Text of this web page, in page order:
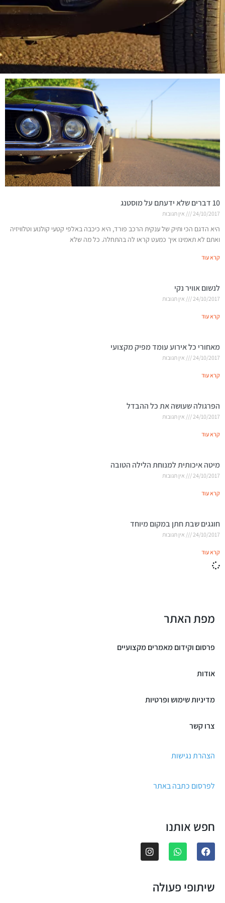
10 דברים שלא ידעתם על מוסטנג
24/10/2017 אין תגובות
היא הדגם הכי ותיק של ענקית הרכב פורד, היא כיכבה באלפי קטעי קולנוע וטלוויזיה
ואתם לא תאמינו איך כמעט קראו לה בהתחלה. כל מה שלא
קרא עוד
לנשום אוויר נקי
24/10/2017 אין תגובות
קרא עוד
מאחורי כל אירוע עומד מפיק מקצועי
24/10/2017 אין תגובות
קרא עוד
הפרגולה שעושה את כל ההבדל
24/10/2017 אין תגובות
קרא עוד
מיטה איכותית למנוחת הלילה הטובה
24/10/2017 אין תגובות
קרא עוד
חוגגים שבת חתן במקום מיוחד
24/10/2017 אין תגובות
קרא עוד
מפת האתר
פרסום וקידום מאמרים מקצועיים
אודות
מדיניות שימוש ופרטיות
צרו קשר
הצהרת נגישות
לפרסום כתבה באתר
חפש אותנו
שיתופי פעולה